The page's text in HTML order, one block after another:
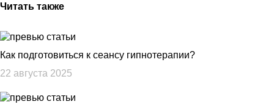
Читать также
Как подготовиться к сеансу гипнотерапии?
22 августа 2025